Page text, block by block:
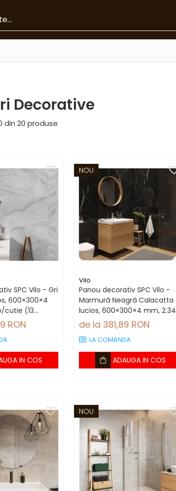
Decorative
din 20 produse
SPC Vilo - Gri
600×300×4
cutie (13
RON
IN COS
NOU
Vilo
Panou decorativ SPC Vilo -
Marmură Neagră Calacatta
lucios, 600×300×4 mm, 2.34
mp/cutie (13 panouri)
de la 381,89 RON
LA COMANDA
ADAUGA IN COS
NOU